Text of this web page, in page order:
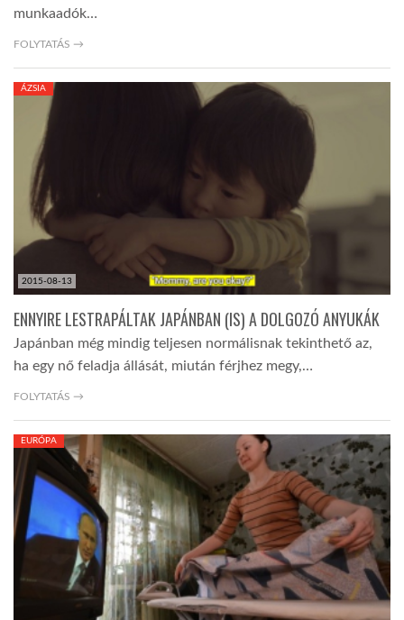
munkaadók…
FOLYTATÁS →
2015-08-13
ÁZSIA
ENNYIRE LESTRAPÁLTAK JAPÁNBAN (IS) A DOLGOZÓ ANYUKÁK
Japánban még mindig teljesen normálisnak tekinthető az,
ha egy nő feladja állását, miután férjhez megy,…
FOLYTATÁS →
EURÓPA